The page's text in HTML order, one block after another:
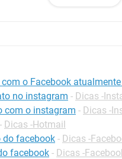
o Facebook atualmente
no instagram - Dicas -
com o instagram - Dicas -
- Dicas -Hotmail
do facebook - Dicas -
facebook - Dicas -